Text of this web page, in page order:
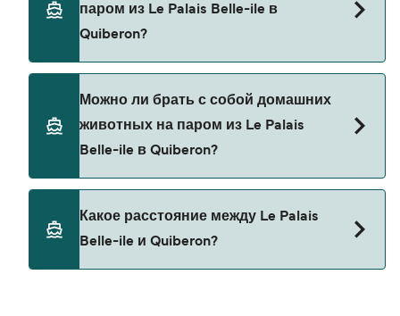
Breizhgo Oceane
паром из Le Palais Belle-ile в
Quiberon?
Можно ли брать с собой домашних
животных на паром из Le Palais
Belle-ile в Quiberon?
брать на паромы между Le Palais Belle-ile и
Какое расстояние между Le Palais
Belle-ile и Quiberon?